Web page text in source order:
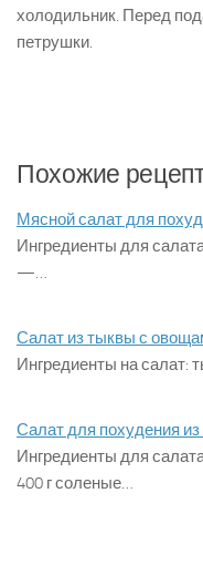
холодильник. Перед
петрушки.
Похожие
Мясной салат для
Ингредиенты для
—…
Салат из тыквы с
Ингредиенты на салат:
Салат для похудения
Ингредиенты для
400 г соленые…